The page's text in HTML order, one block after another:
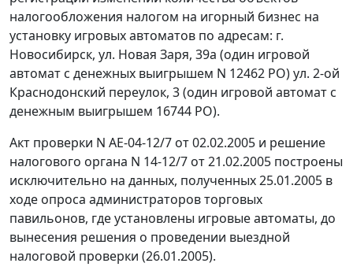
налогообложения налогом на игорный бизнес на
установку игровых автоматов по адресам: г.
Новосибирск, ул. Новая Заря, 39а (один игровой
автомат с денежных выигрышем N 12462 РО) ул. 2-ой
Краснодонский переулок, 3 (один игровой автомат с
денежным выигрышем 16744 РО).
Акт проверки N АЕ-04-12/7 от 02.02.2005 и решение
налогового органа N 14-12/7 от 21.02.2005 построены
исключительно на данных, полученных 25.01.2005 в
ходе опроса администраторов торговых
павильонов, где установлены игровые автоматы, до
вынесения решения о проведении выездной
налоговой проверки (26.01.2005).